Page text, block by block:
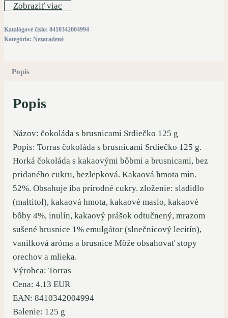
Zobraziť viac
Katalógové číslo: 8410342004994
Kategória: Nezaradené
Popis
Popis
Názov: čokoláda s brusnicami Srdiečko 125 g
Popis: Torras čokoláda s brusnicami Srdiečko 125 g.
Horká čokoláda s kakaovými bôbmi a brusnicami, bez
pridaného cukru, bezlepková. Kakaová hmota min.
52%. Obsahuje iba prírodné cukry. zloženie: sladidlo
(maltitol), kakaová hmota, kakaové maslo, kakaové
bôby 4%, inulín, kakaový prášok odtučnený, mrazom
sušené brusnice 1% emulgátor (slnečnicový lecitín),
vanilková aróma a brusnice Môže obsahovať stopy
orechov a mlieka.
Výrobca: Torras
Cena: 4.13 EUR
EAN: 8410342004994
Balenie: 125 g